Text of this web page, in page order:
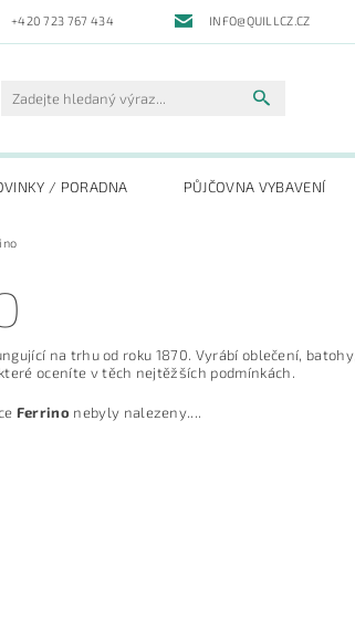
+420 723 767 434 INFO@QUILLCZ.CZ
/ PORADNA PŮJČOVNA VYBAVENÍ
na trhu od roku 1870. Vyrábí oblečení,
oceníte v těch nejtěžších podmínkách.
Ferrino nebyly nalezeny....